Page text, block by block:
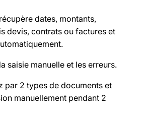
dates, montants,
devis, contrats ou factures et
saisie manuelle et les erreurs.
par 2 types de documents et
manuellement pendant 2